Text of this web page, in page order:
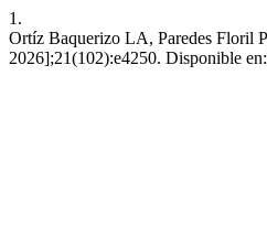
1.
Ortíz Baquerizo LA, Paredes Floril
2026];21(102):e4250. Disponible